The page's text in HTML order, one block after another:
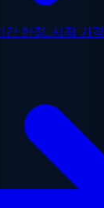
간 한정. 시작 가격